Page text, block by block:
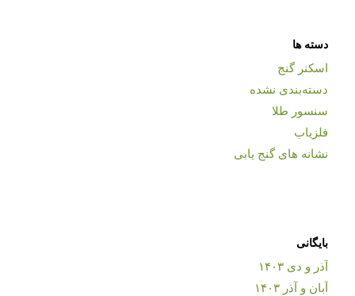
دسته ها
اسکنر گنج
دسته‌بندی نشده
سنسور طلا
فلزیاب
نشانه های گنج یابی
بایگانی
آذر و دی ۱۴۰۳
آبان و آذر ۱۴۰۳